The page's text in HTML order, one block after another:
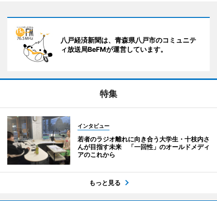
八戸経済新聞は、青森県八戸市のコミュニテ
ィ放送局BeFMが運営しています。
特集
インタビュー
若者のラジオ離れに向き合う大学生・十枝内さ
んが目指す未来 「一回性」のオールドメディ
アのこれから
もっと見る